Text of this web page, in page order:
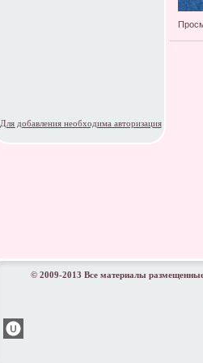
Для добавления необходима авторизация
© 2009-2013 Все материалы